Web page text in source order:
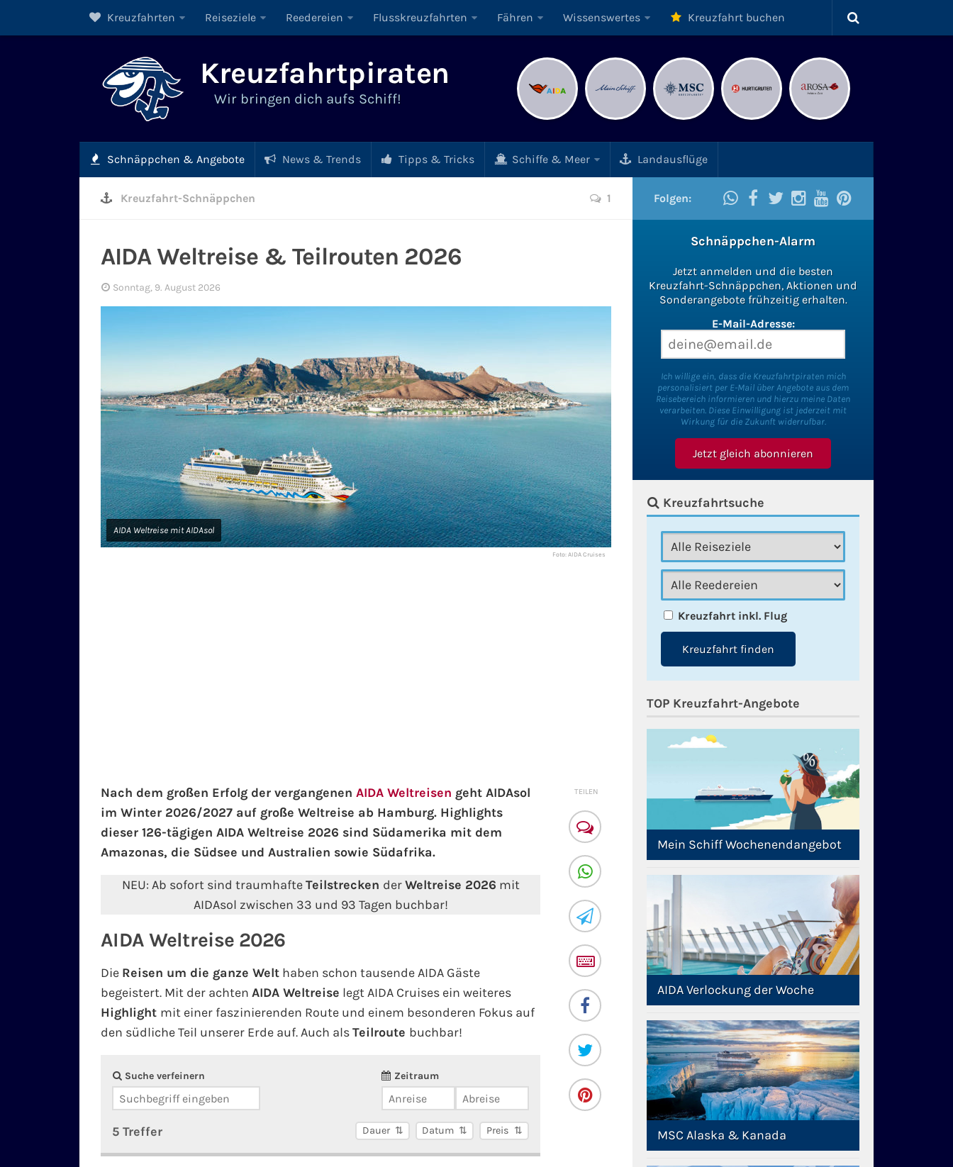
Kreuzfahrten Reiseziele Reedereien Flusskreuzfahrten Fähren Wissenswertes Kreuzfahrt buchen
Kreuzfahrtpiraten
Wir bringen dich aufs Schiff!
Schnäppchen & Angebote News & Trends Tipps & Tricks Schiffe & Meer Landausflüge
Kreuzfahrt-Schnäppchen 1
AIDA Weltreise & Teilrouten 2026
Sonntag, 9. August 2026
AIDA Weltreise mit AIDAsol
Foto: AIDA Cruises
Nach dem großen Erfolg der vergangenen AIDA Weltreisen geht AIDAsol
im Winter 2026/2027 auf große Weltreise ab Hamburg. Highlights
dieser 126-tägigen AIDA Weltreise 2026 sind Südamerika mit dem
Amazonas, die Südsee und Australien sowie Südafrika.
NEU: Ab sofort sind traumhafteTeilstrecken derWeltreise 2026 mit
AIDAsol zwischen 33 und 93 Tagen buchbar!
AIDA Weltreise 2026
Die Reisen um die ganze Welt haben schon tausende AIDA Gäste
begeistert. Mit der achten AIDA Weltreise legt AIDA Cruises ein weiteres
Highlight mit einer faszinierenden Route und einem besonderen Fokus auf
den südliche Teil unserer Erde auf. Auch alsTeilroute buchbar!
Suche verfeinern Zeitraum
5 Treffer Dauer Datum Preis
TEILEN
Folgen:
Schnäppchen-Alarm
Jetzt anmelden und die besten
Kreuzfahrt-Schnäppchen, Aktionen und
Sonderangebote frühzeitig erhalten.
E-Mail-Adresse:
Ich willige ein, dass die Kreuzfahrtpiraten mich
personalisiert per E-Mail über Angebote aus dem
Reisebereich informieren und hierzu meine Daten
verarbeiten. Diese Einwilligung ist jederzeit mit
Wirkung für die Zukunft widerrufbar.
Kreuzfahrtsuche
Kreuzfahrt inkl. Flug
Kreuzfahrt finden
TOP Kreuzfahrt-Angebote
Mein Schiff Wochenendangebot
AIDA Verlockung der Woche
MSC Alaska & Kanada